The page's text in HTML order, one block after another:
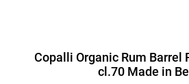
Copalli Organic Rum Barrel
cl.70 Made in